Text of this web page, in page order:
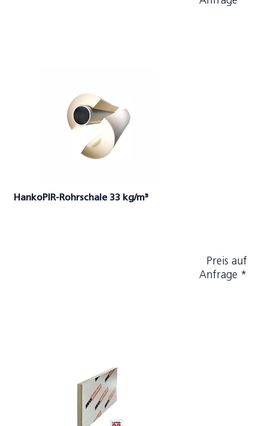
HankoPIR-Rohrschale 33 kg/m³
Preis auf
Anfrage *